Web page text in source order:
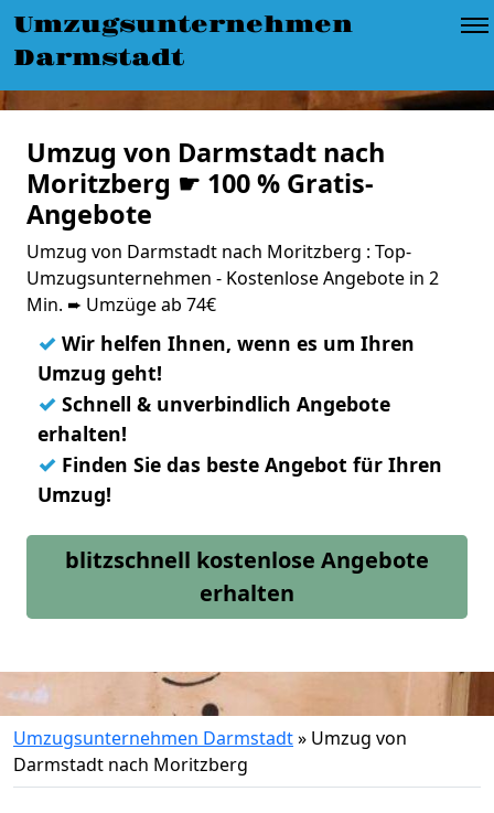
Umzugsunternehmen
Darmstadt
Umzug von Darmstadt nach
Moritzberg ☛ 100 % Gratis-
Angebote
Umzug von Darmstadt nach Moritzberg : Top-
Umzugsunternehmen - Kostenlose Angebote in 2
Min. ➨ Umzüge ab 74€
✓ Wir helfen Ihnen, wenn es um Ihren
Umzug geht!
✓ Schnell & unverbindlich Angebote
erhalten!
✓ Finden Sie das beste Angebot für Ihren
Umzug!
blitzschnell kostenlose Angebote
erhalten
Umzugsunternehmen Darmstadt» Umzug von
Darmstadt nach Moritzberg